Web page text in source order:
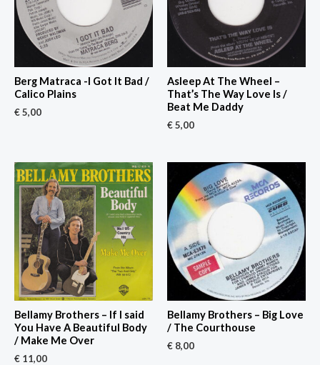
Berg Matraca -I Got It Bad /
Calico Plains
€5,00
Asleep At The Wheel –
That’s The Way Love Is /
Beat Me Daddy
€5,00
Bellamy Brothers – If I said
You Have A Beautiful Body
/ Make Me Over
€ 11,00
Bellamy Brothers – Big Love
/ The Courthouse
€ 8,00